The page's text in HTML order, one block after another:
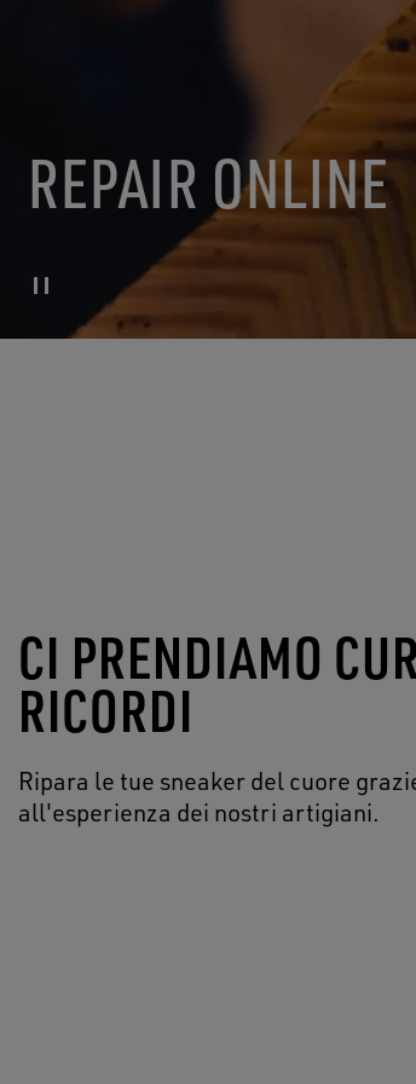
REPAIR ONLINE
CI PRENDIAMO
RICORDI
Ripara le tue sneaker del cuore
all'esperienza dei nostri artigiani.